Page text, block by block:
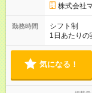
となることも
期間】試用
本採用時と
株式会社
勤務時間
シフト制
1日あたりの実働時間
間／休憩1時間
おり、より
していきた
気になる！